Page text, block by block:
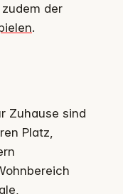
der
.
Zuhause sind
Platz,